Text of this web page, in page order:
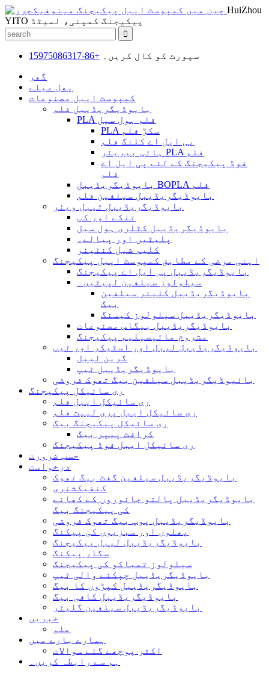
HuiZhou
YITO پیکیجنگ کمپنی، لمیٹڈ
سپورٹ کو کال کریں۔
+86-15975086317
گھر
پھل میلے
کمپوسٹ ایبل مصنوعات
بایوڈیگریڈیبل فلم
PLA فلم ہول سیل
PLA سکڑ فلم
پی ایل اے کلنگ فلم
ہائی بیریئر PLA فلم
فوڈ پیکیجنگ کے لئے پی ایل اے
فلم
بایوڈیگریڈیبل BOPLA فلم
بایوڈیگریڈیبل سیلفین فلم
بایوڈیگریڈیبل ٹیبل ویئر
تنکے اور کپ
بایوڈیگریڈیبل کٹلری ہول سیل
پلیٹیں اور پیالے۔
کلیم شیل کنٹینر
اپنی مرضی کے مطابق کمپوسٹ ایبل پیکیجنگ
بایوڈیگریڈیبل پی ایل اے پیکیجنگ
سیلولوز سیلفین لپیٹیں۔
بایوڈیگریڈیبل کلیئر سیلفین
بیگ
بایوڈیگریڈیبل سیلولوز کیسنگ
بایوڈیگریڈیبل بیگاس مصنوعات
مشروم مائیسیلیم پیکیجنگ
بایوڈیگریڈیبل لیبل اور اسٹیکر اور ٹیپ
گرین لیبل
بایوڈیگریڈیبل ٹیپ
بائیوڈیگریڈیبل سیلفین بیگ تھوک فروشی
ری سائیکل پیکیجنگ
ری سائیکل ایبل فلم
ری سائیکل ایبل پری لیپت فلم
ری سائیکل پیکیجنگ بیگ
کرافٹ پیپر بیگ
ری سائیکل ایبل فوڈ پیکیجنگ
حسب ضرورت
درخواست
بایوڈیگریڈیبل سیلفین گفٹ بیگ تھوک
کنفیکشنری
بایوڈیگریڈیبل پالتو جانوروں کے کھانے
کی پیکیجنگ بیگ
بایوڈیگریڈیبل پوپ بیگ تھوک فروشی
پھلوں اور سبزیوں کی پیکنگ
بایوڈیگریڈیبل لیبل پیکیجنگ
سگار پیکنگ
سیلولوز تمباکو کی پیکیجنگ
بایوڈیگریڈیبل چپکنے والی ٹیپ
بایوڈیگریڈیبل کپڑوں کا بیگ
بایوڈیگریڈیبل کافی بیگ
بایوڈیگریڈیبل سیلفین گلیٹر
خبریں
علم
ہمارے بارے میں
اکثر پوچھے گئے سوالات
ہم سے رابطہ کریں۔